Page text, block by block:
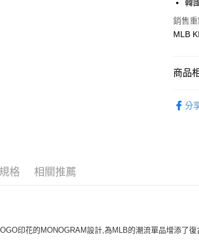
悠遊付
運送
每筆
韓
銷售
MLB
商品
分
格 相關推薦
印花的MONOGRAM設計,為MLB的潮流單品增添了